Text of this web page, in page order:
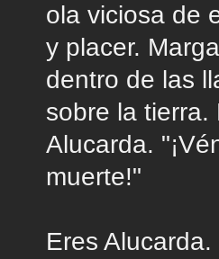
ola viciosa de
y placer.
dentro de las
sobre la
Alucarda.
muerte!"
Eres